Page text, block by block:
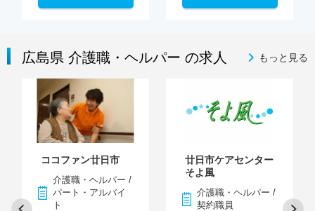
広島県 介護職・ヘルパー の求人 もっと見る
ココファン廿日市
介護職・ヘルパー /
パート・アルバイ
ト
廿日市ケアセンター
そよ風
介護職・ヘルパー /
契約職員